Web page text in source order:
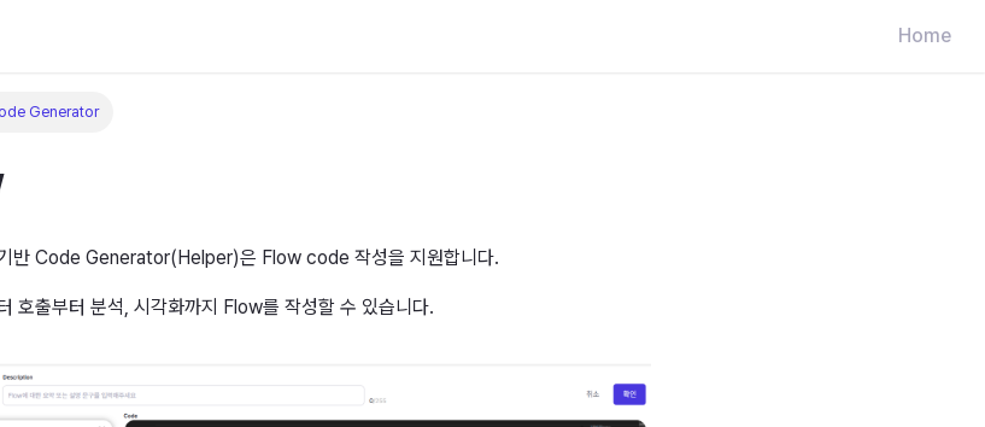
Home
Generator
Code Generator(Helper)은 Flow code 작성을 지원합니다.
호출부터 분석, 시각화까지 Flow를 작성할 수 있습니다.